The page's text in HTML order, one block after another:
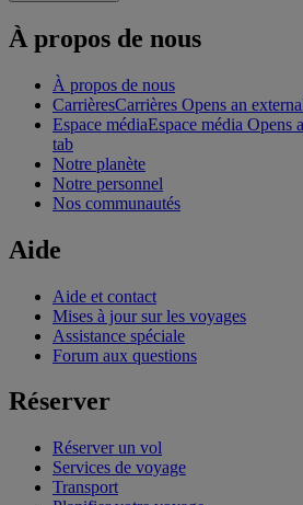
À propos de nous
À propos de nous
CarrièresCarrières Opens an
Espace médiaEspace média Opens
tab
Notre planète
Notre personnel
Nos communautés
Aide
Aide et contact
Mises à jour sur les voyages
Assistance spéciale
Forum aux questions
Réserver
Réserver un vol
Services de voyage
Transport